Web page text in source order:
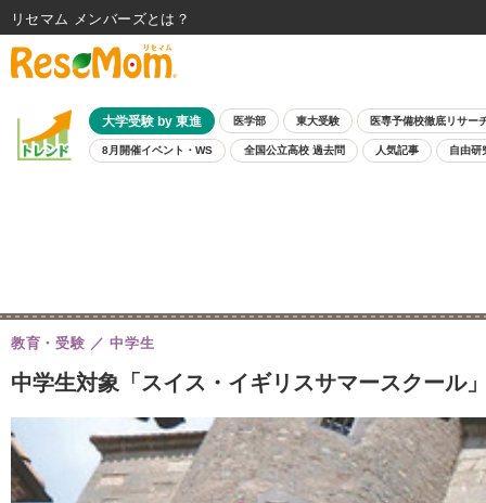
大学受験 by 東進 医学部 東大受験 医専予備校徹底リサー
8月開催イベント・WS 全国公立高校 過去問 人気記事 自由研
中学生対象「スイス・イギリスサマースクール
教育・受験 中学生
リセマム メンバーズ